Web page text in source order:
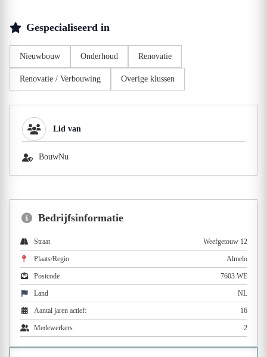
Gespecialiseerd in
Nieuwbouw Onderhoud Renovatie
Renovatie / Verbouwing Overige klussen
Lid van
BouwNu
Bedrijfsinformatie
Straat Weefgetouw 12
Plaats/Regio Almelo
Postcode 7603 WE
Land NL
Aantal jaren actief: 16
Medewerkers 2